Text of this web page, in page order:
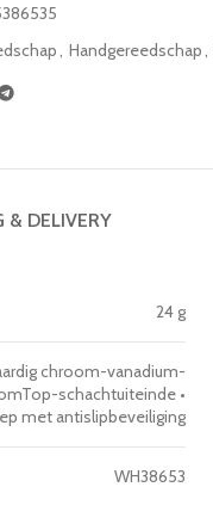
, Handgereedschap,
& DELIVERY
24 g
chroom-vanadium-
schachtuiteinde •
met antislipbeveiliging
WH38653